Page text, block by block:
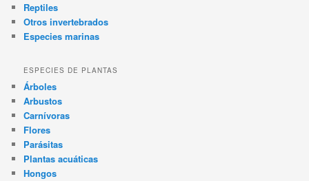
Reptiles
Otros invertebrados
Especies marinas
ESPECIES DE PLANTAS
Árboles
Arbustos
Carnívoras
Flores
Parásitas
Plantas acuáticas
Hongos